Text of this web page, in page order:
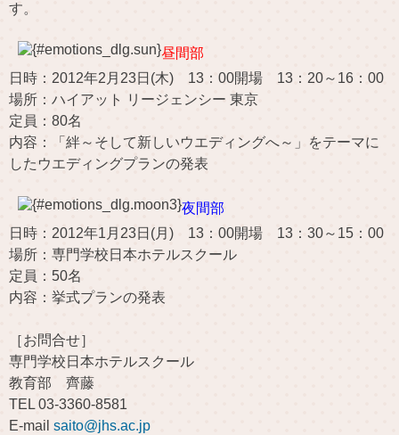
す。
昼間部
日時：2012年2月23日(木) 13：00開場 13：20～16：00
場所：ハイアット リージェンシー 東京
定員：80名
内容：「絆～そして新しいウエディングへ～」をテーマに
したウエディングプランの発表
夜間部
日時：2012年1月23日(月) 13：00開場 13：30～15：00
場所：専門学校日本ホテルスクール
定員：50名
内容：挙式プランの発表
［お問合せ］
専門学校日本ホテルスクール
教育部 齊藤
TEL 03-3360-8581
E-mail saito@jhs.ac.jp